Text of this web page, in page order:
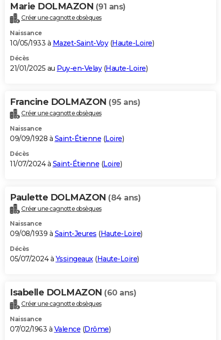
Bricolage
Lifestyle
Culture
Sport
Auto
Television
Voyage
Cinema
Marie DOLMAZON (91 ans)
Créer une cagnotte obsèques
Naissance
10/05/1933 à Mazet-Saint-Voy(Haute-Loire)
Décès
21/01/2025 au Puy-en-Velay(Haute-Loire)
Francine DOLMAZON (95 ans)
Créer une cagnotte obsèques
Naissance
09/09/1928 à Saint-Étienne (Loire)
Décès
11/07/2024 à Saint-Étienne (Loire)
Paulette DOLMAZON (84 ans)
Créer une cagnotte obsèques
Naissance
09/08/1939 à Saint-Jeures (Haute-Loire)
Décès
05/07/2024 à Yssingeaux(Haute-Loire)
Isabelle DOLMAZON (60 ans)
Créer une cagnotte obsèques
Naissance
07/02/1963 à Valence (Drôme)